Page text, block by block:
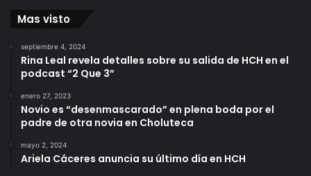
Mas visto
septiembre 4, 2024
Rina Leal revela detalles sobre su salida de HCH en el
podcast “2 Que 3”
enero 27, 2023
Novio es “desenmascarado” en plena boda por el
padre de otra novia en Choluteca
mayo 2, 2024
Ariela Cáceres anuncia su último día en HCH